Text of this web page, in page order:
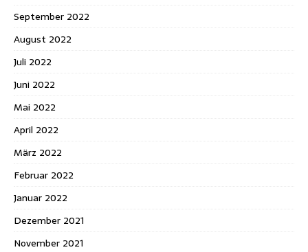
September 2022
August 2022
Juli 2022
Juni 2022
Mai 2022
April 2022
März 2022
Februar 2022
Januar 2022
Dezember 2021
November 2021